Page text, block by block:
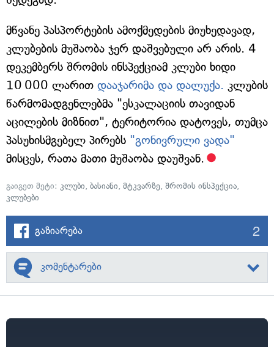
მწვანე პასპორტების ამოქმედების მიუხედავად,
კლუბების მუშაობა ჯერ დაშვებული არ არის. 4
დეკემბერს შრომის ინსპექციამ კლუბი ხიდი
10 000 ლარით დააჯარიმა და დალუქა. კლუბის
წარმომადგენლებმა "ესკალაციის თავიდან
აცილების მიზნით", ტერიტორია დატოვეს, თუმცა
პასუხისმგებელ პირებს "გონივრული ვადა"
მისცეს, რათა მათი მუშაობა დაუშვან.
გაიგეთ მეტი: კლუბი, ბასიანი, მტკვარზე, შრომის ინსპექცია,
კლუბები
გაზიარება 2
კომენტარები